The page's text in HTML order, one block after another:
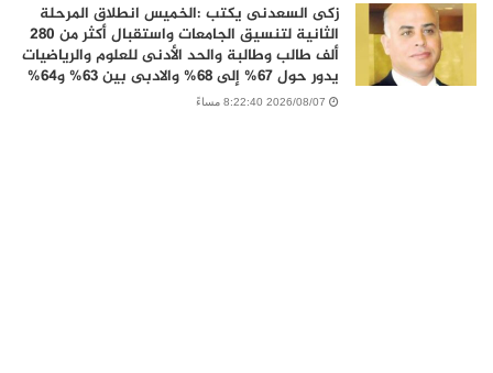
زكى السعدنى يكتب :الخميس انطلاق المرحلة
الثانية لتنسيق الجامعات واستقبال أكثر من 280
ألف طالب وطالبة والحد الأدنى للعلوم والرياضيات
يدور حول 67% إلى 68% والادبى بين 63% و64%
2026/08/07 8:22:40 مساءً